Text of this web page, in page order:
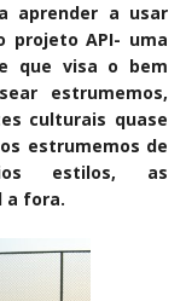
aprender a usar
projeto API- uma
que visa o bem
estrumemos,
culturais quase
estrumemos de
estilos, as
a fora.